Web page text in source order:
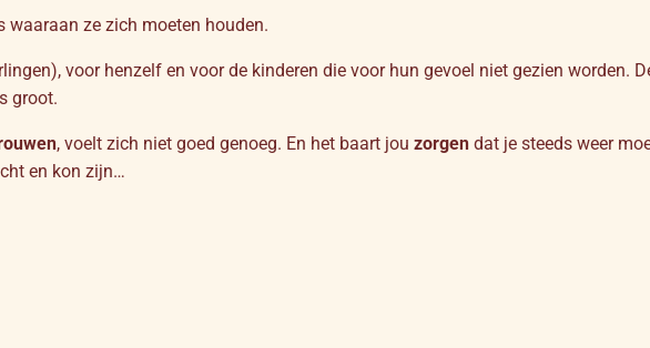
waaraan ze zich moeten houden.
voor henzelf en voor de kinderen die voor hun gevoel niet gezien worden.
groot.
, voelt zich niet goed genoeg. En het baart jou zorgen dat je steeds weer
en kon zijn…